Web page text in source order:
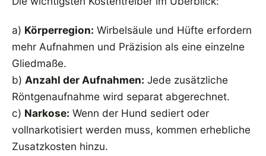
a) Körperregion: Wirbelsäule und Hüfte erfordern
mehr Aufnahmen und Präzision als eine einzelne
Gliedmaße.
b) Anzahl der Aufnahmen: Jede zusätzliche
Röntgenaufnahme wird separat abgerechnet.
c) Narkose: Wenn der Hund sediert oder
vollnarkotisiert werden muss, kommen erhebliche
Zusatzkosten hinzu.